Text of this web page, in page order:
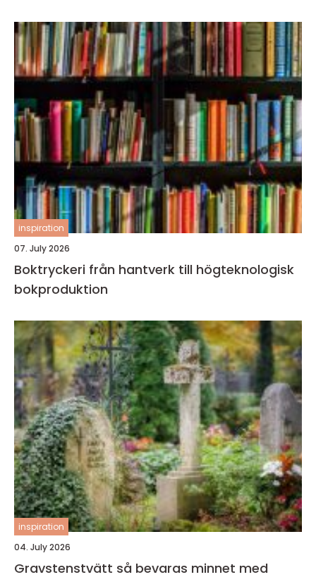
inspiration
07. July 2026
Boktryckeri från hantverk till högteknologisk
bokproduktion
inspiration
04. July 2026
Gravstenstvätt så bevaras minnet med